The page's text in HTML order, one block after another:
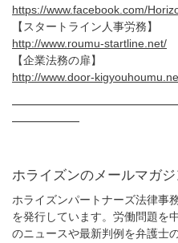
https://www.facebook.com/
【スタートライン人事労務】
http://www.roumu-startline.net/
【企業法務の扉】
http://www.door-
━━━━━━
ホライズンのメールマガジ
ホライズンパートナーズ法律事
を発行しています。労働問題を
のニュースや最新判例を弁護士